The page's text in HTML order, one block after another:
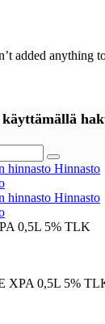
added anything
hinnasto Hinnasto
hinnasto Hinnasto
XPA 0,5L 5%